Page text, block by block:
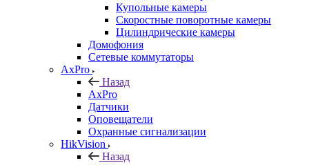
Купольные камеры
Скоростные поворотные камеры
Цилиндрические камеры
Домофония
Сетевые коммутаторы
AxPro
Назад
AxPro
Датчики
Оповещатели
Охранные сигнализации
HikVision
Назад